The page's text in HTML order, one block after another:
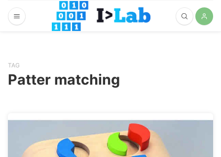
TAG
Patter matching